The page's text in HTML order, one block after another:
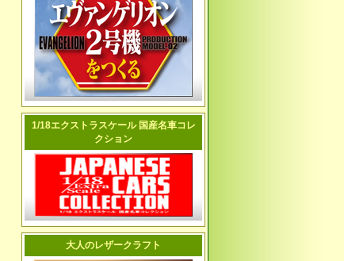
1/18エクストラスケール 国産名車コレ
クション
大人のレザークラフト